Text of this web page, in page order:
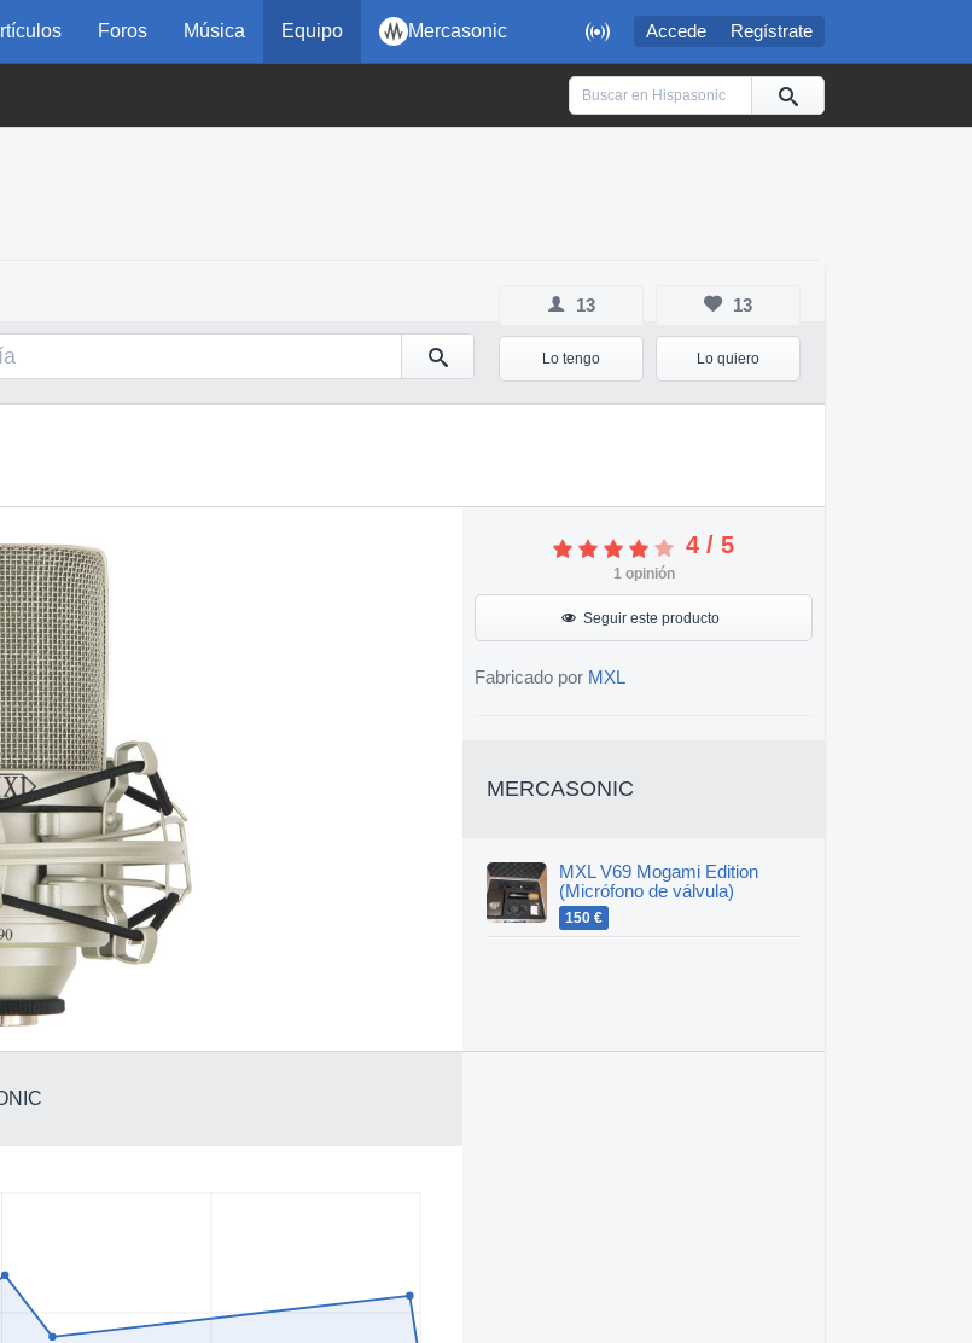
 Accede Regístrate
Foros Música Equipo Mercasonic
13
Lo tengo
13
Lo quiero
4 / 5
1opinión
Seguir este producto
Fabricado por MXL
MERCASONIC
MXL V69 Mogami Edition
(Micrófono de válvula)
150 €